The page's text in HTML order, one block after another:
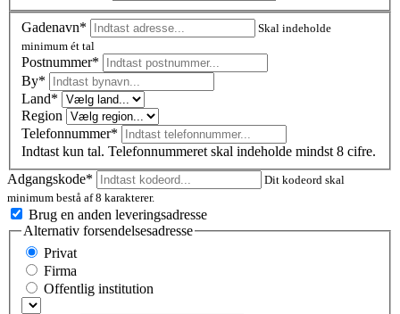
Gadenavn*
Skal indeholde
minimum ét tal
Postnummer*
By*
Land*
Region
Telefonnummer*
Indtast kun tal. Telefonnummeret skal indeholde mindst 8 cifre.
Adgangskode*
Dit kodeord skal
minimum bestå af 8 karakterer.
Brug en anden leveringsadresse
Alternativ forsendelsesadresse
Privat
Firma
Offentlig institution